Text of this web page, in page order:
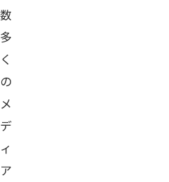
数
多
く
の
メ
デ
ィ
ア